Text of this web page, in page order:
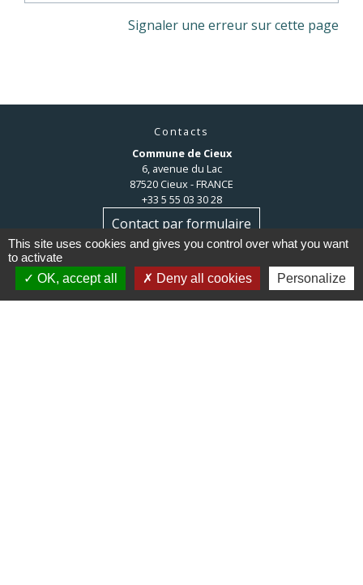
Signaler une erreur sur cette page
Contacts
Commune de Cieux
6, avenue du Lac
87520 Cieux - FRANCE
+33 5 55 03 30 28
Contact par formulaire
This site uses cookies and gives you control over what you want
to activate
OK, accept all
Deny all cookies Personalize